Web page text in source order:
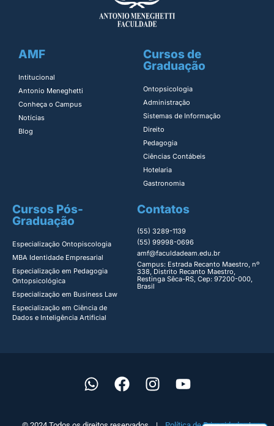
AMF
Intitucional
Antonio Meneghetti
Conheça o Campus
Notícias
Blog
Cursos de
Graduação
Ontopsicologia ​
Administração​
Sistemas de Informação​
Direito​
Pedagogia
Ciências Contábeis
Hotelaria
Gastronomia
Cursos Pós-
Graduação
Especialização Ontopiscologia ​
MBA Identidade Empresarial​
Especialização em Pedagogia
Ontopsicológica​
Especialização em Business Law
Especialização em Ciência de
Dados e Inteligência Artificial
Contatos
(55) 3289-1139
(55) 99998-0696
amf@faculdadeam.edu.br
Campus: Estrada Recanto Maestro, nº
338, Distrito Recanto Maestro,
Restinga Sêca-RS, Cep: 97200-000,
Brasil